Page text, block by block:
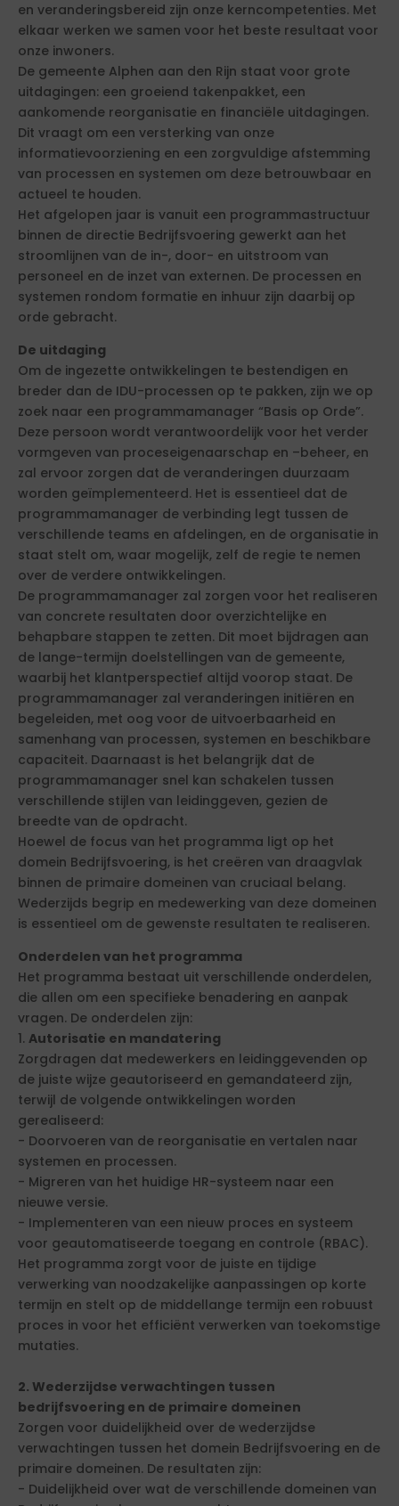
en veranderingsbereid zijn onze kerncompetenties. Met
elkaar werken we samen voor het beste resultaat voor
onze inwoners.
De gemeente Alphen aan den Rijn staat voor grote
uitdagingen: een groeiend takenpakket, een
aankomende reorganisatie en financiële uitdagingen.
Dit vraagt om een versterking van onze
informatievoorziening en een zorgvuldige afstemming
van processen en systemen om deze betrouwbaar en
actueel te houden.
Het afgelopen jaar is vanuit een programmastructuur
binnen de directie Bedrijfsvoering gewerkt aan het
stroomlijnen van de in-, door- en uitstroom van
personeel en de inzet van externen. De processen en
systemen rondom formatie en inhuur zijn daarbij op
orde gebracht.
De uitdaging
Om de ingezette ontwikkelingen te bestendigen en
breder dan de IDU-processen op te pakken, zijn we op
zoek naar een programmamanager “Basis op Orde”.
Deze persoon wordt verantwoordelijk voor het verder
vormgeven van proceseigenaarschap en –beheer, en
zal ervoor zorgen dat de veranderingen duurzaam
worden geïmplementeerd. Het is essentieel dat de
programmamanager de verbinding legt tussen de
verschillende teams en afdelingen, en de organisatie in
staat stelt om, waar mogelijk, zelf de regie te nemen
over de verdere ontwikkelingen.
De programmamanager zal zorgen voor het realiseren
van concrete resultaten door overzichtelijke en
behapbare stappen te zetten. Dit moet bijdragen aan
de lange-termijn doelstellingen van de gemeente,
waarbij het klantperspectief altijd voorop staat. De
programmamanager zal veranderingen initiëren en
begeleiden, met oog voor de uitvoerbaarheid en
samenhang van processen, systemen en beschikbare
capaciteit. Daarnaast is het belangrijk dat de
programmamanager snel kan schakelen tussen
verschillende stijlen van leidinggeven, gezien de
breedte van de opdracht.
Hoewel de focus van het programma ligt op het
domein Bedrijfsvoering, is het creëren van draagvlak
binnen de primaire domeinen van cruciaal belang.
Wederzijds begrip en medewerking van deze domeinen
is essentieel om de gewenste resultaten te realiseren.
Onderdelen van het programma
Het programma bestaat uit verschillende onderdelen,
die allen om een specifieke benadering en aanpak
vragen. De onderdelen zijn:
1. Autorisatie en mandatering
Zorgdragen dat medewerkers en leidinggevenden op
de juiste wijze geautoriseerd en gemandateerd zijn,
terwijl de volgende ontwikkelingen worden
gerealiseerd:
- Doorvoeren van de reorganisatie en vertalen naar
systemen en processen.
- Migreren van het huidige HR-systeem naar een
nieuwe versie.
- Implementeren van een nieuw proces en systeem
voor geautomatiseerde toegang en controle (RBAC).
Het programma zorgt voor de juiste en tijdige
verwerking van noodzakelijke aanpassingen op korte
termijn en stelt op de middellange termijn een robuust
proces in voor het efficiënt verwerken van toekomstige
mutaties.
2. Wederzijdse verwachtingen tussen
bedrijfsvoering en de primaire domeinen
Zorgen voor duidelijkheid over de wederzijdse
verwachtingen tussen het domein Bedrijfsvoering en de
primaire domeinen. De resultaten zijn:
- Duidelijkheid over wat de verschillende domeinen van